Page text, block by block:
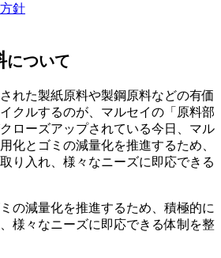
針
について
れた製紙原料や製鋼原料などの有価
クルするのが、マルセイの「原料部
ローズアップされている今日、マル
化とゴミの減量化を推進するため、
り入れ、様々なニーズに即応できる
の減量化を推進するため、積極的に
様々なニーズに即応できる体制を整